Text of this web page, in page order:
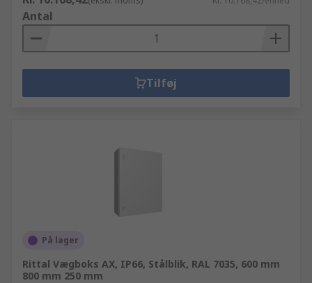
Antal
Tilføj
På lager
Rittal Vægboks AX, IP66, Stålblik, RAL 7035, 600 mm
800 mm 250 mm